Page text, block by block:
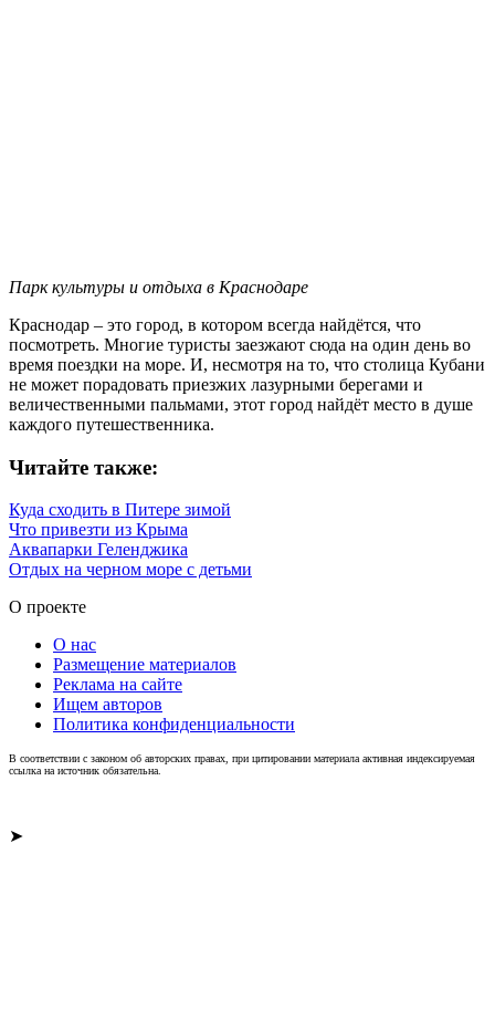
Парк культуры и отдыха в Краснодаре
Краснодар – это город, в котором всегда найдётся, что
посмотреть. Многие туристы заезжают сюда на один день во
время поездки на море. И, несмотря на то, что столица Кубани
не может порадовать приезжих лазурными берегами и
величественными пальмами, этот город найдёт место в душе
каждого путешественника.
Читайте также:
Куда сходить в Питере зимой
Что привезти из Крыма
Аквапарки Геленджика
Отдых на черном море с детьми
О проекте
О нас
Размещение материалов
Реклама на сайте
Ищем авторов
Политика конфиденциальности
В соответствии с законом об авторских правах, при цитировании материала активная индексируемая
ссылка на источник обязательна.
➤